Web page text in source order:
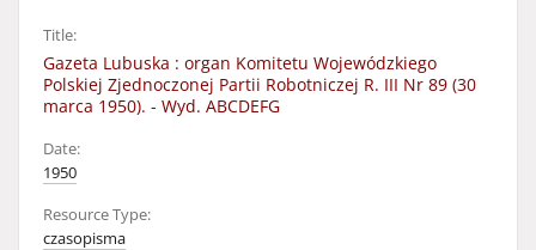
Title:
Gazeta Lubuska : organ Komitetu Wojewódzkiego
Polskiej Zjednoczonej Partii Robotniczej R. III Nr 89 (30
marca 1950). - Wyd. ABCDEFG
Date:
1950
Resource Type:
czasopisma